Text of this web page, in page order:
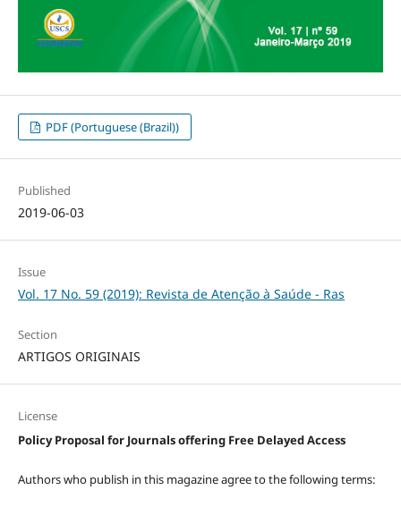
PDF (Portuguese (Brazil))
Published
2019-06-03
Issue
Vol. 17 No. 59 (2019): Revista de Atenção à Saúde - Ras
Section
ARTIGOS ORIGINAIS
License
Policy Proposal for Journals offering Free Delayed Access
Authors who publish in this magazine agree to the following terms: